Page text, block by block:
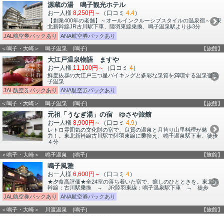
源蔵の湯 鳴子観光ホテル
お一人様 8,250円～ （口コミ 4.4）
【創業400年の老舗】～オールインクルーシブスタイルの温泉宿～。東
北新幹線JR古川駅下車、陸羽東線乗換、鳴子温泉駅より歩3分
JAL航空券パックあり
ANA航空券パックあり
＜鳴子・大崎＞ 鳴子温泉 (鳴子) 【旅館】
大江戸温泉物語 ますや
お一人様 11,100円～ （口コミ 4）
鮮度抜群の大江戸三つ星バイキングと多彩な泉質を満喫する温泉宿鳴
子温泉
JAL航空券パックあり
ANA航空券パックあり
＜鳴子・大崎＞ 鳴子温泉 (鳴子) 【旅館】
元祖「うなぎ湯」の宿 ゆさや旅館
お一人様 8,900円～ （口コミ 4.9）
レトロ雰囲気の文化財の宿で、良質の温泉と月替り山里料理が魅
力！。東北新幹線古川駅で陸羽東線に乗換え、鳴子温泉駅下車、徒歩
４分
＜鳴子・大崎＞ 鳴子温泉 (鳴子) 【旅館】
鳴子風雅
お一人様 6,600円～ （口コミ 4）
★夕食高評価★全24室の落ち着いた宿で、癒しのひとときを。東北新
幹線：古川駅乗換 → JR陸羽東線：鳴子温泉駅下車 → 徒歩
JAL航空券パックあり
ANA航空券パックあり
＜鳴子・大崎＞ 川渡温泉 (鳴子) 【旅館】